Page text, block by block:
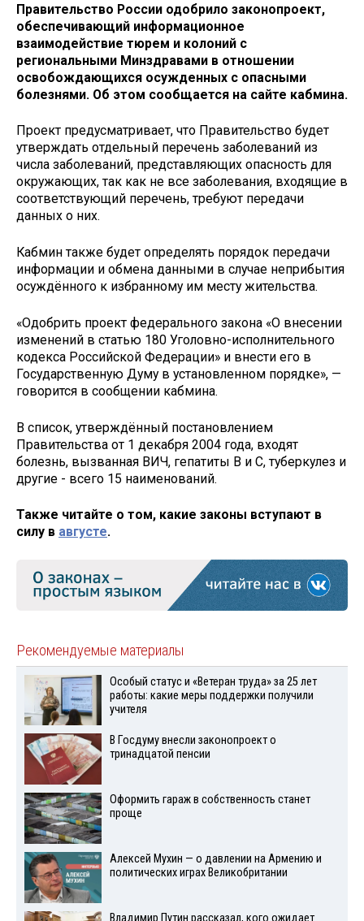
Правительство России одобрило законопроект,
обеспечивающий информационное
взаимодействие тюрем и колоний с
региональными Минздравами в отношении
освобождающихся осужденных с опасными
болезнями. Об этом сообщается на сайте кабмина.
Проект предусматривает, что Правительство будет
утверждать отдельный перечень заболеваний из
числа заболеваний, представляющих опасность для
окружающих, так как не все заболевания, входящие в
соответствующий перечень, требуют передачи
данных о них.
Кабмин также будет определять порядок передачи
информации и обмена данными в случае неприбытия
осуждённого к избранному им месту жительства.
«Одобрить проект федерального закона «О внесении
изменений в статью 180 Уголовно-исполнительного
кодекса Российской Федерации» и внести его в
Государственную Думу в установленном порядке», —
говорится в сообщении кабмина.
В список, утверждённый постановлением
Правительства от 1 декабря 2004 года, входят
болезнь, вызванная ВИЧ, гепатиты В и С, туберкулез и
другие - всего 15 наименований.
Также читайте о том, какие законы вступают в
силу в августе.
Рекомендуемые материалы
Особый статус и «Ветеран труда» за 25 лет
работы: какие меры поддержки получили
учителя
В Госдуму внесли законопроект о
тринадцатой пенсии
Оформить гараж в собственность станет
проще
Алексей Мухин — о давлении на Армению и
политических играх Великобритании
Владимир Путин рассказал, кого ожидает